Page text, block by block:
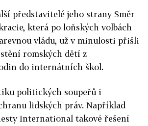
představitelé jeho strany Směr
která po loňských volbách
vládu, už v minulosti přišli
romských dětí z
do internátních škol.
politických soupeřů i
lidských práv. Například
International takové řešení